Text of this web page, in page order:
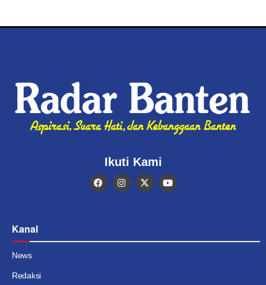
Ikuti Kami
Kanal
News
Redaksi